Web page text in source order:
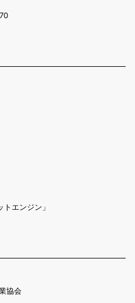
エンジン」
協会